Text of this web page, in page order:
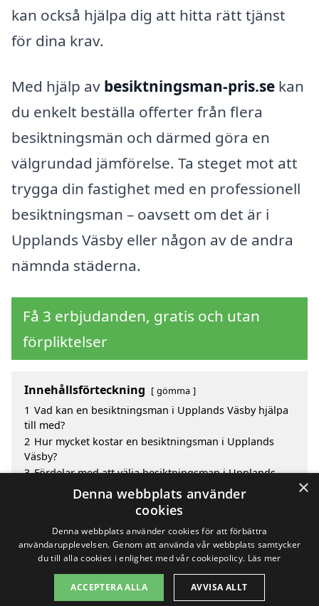
kan också hjälpa dig att hitta rätt tjänst
för dina krav.
Med hjälp av besiktningsman-pris.se kan
du enkelt beställa offerter från flera
besiktningsmän och därmed göra en
välgrundad jämförelse. Ta steget mot att
trygga din fastighet med en professionell
besiktningsman – oavsett om det är i
Upplands Väsby eller någon av de andra
nämnda städerna.
Få 3 erbjudanden, gratis och utan
förpliktelser
Innehållsförteckning gömma
1 Vad kan en besiktningsman i Upplands Väsby hjälpa
till med?
2 Hur mycket kostar en besiktningsman i Upplands
Väsby?
3 Fördelar med att välja besiktningsman i Upplands
Sök efter en skicklig besiktningsman i de omgivande
städerna Upplands Väsby
Copyright 2026 - Pilanto Aps
×
Denna webbplats använder
cookies
Denna webbplats använder cookies för att förbättra
användarupplevelsen. Genom att använda vår webbplats samtycker
du till alla cookies i enlighet med vår cookiepolicy. Läs mer
ACCEPTERA ALLA AVVISA ALLT